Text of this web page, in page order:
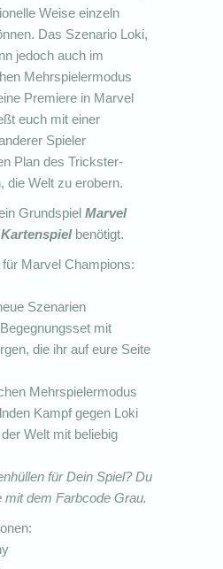
Weise einzeln
Das Szenario Loki,
jedoch auch im
Mehrspielermodus
Premiere in Marvel
euch mit einer
Spieler
Plan des Trickster-
die Welt zu erobern.
GrundspielMarvel
benötigt.
Marvel Champions:
Szenarien
mit
die ihr auf eure Seite
Mehrspielermodus
Kampf gegen Loki
Welt mit beliebig
für Dein Spiel? Du
mit dem Farbcode Grau.